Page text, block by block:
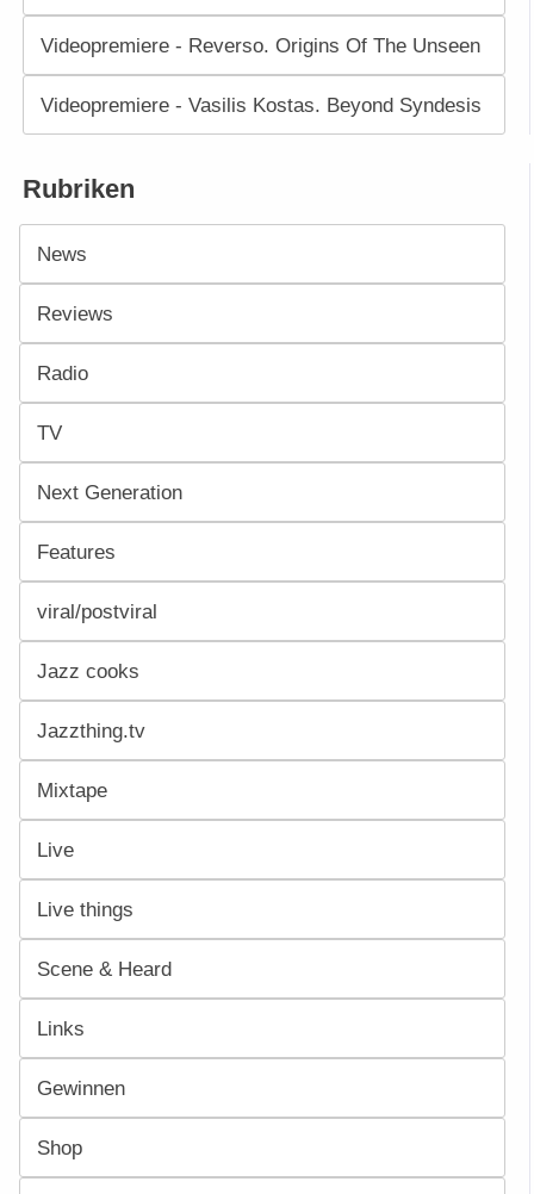
Videopremiere - Reverso. Origins Of The Unseen
Videopremiere - Vasilis Kostas. Beyond Syndesis
Rubriken
News
Reviews
Radio
TV
Next Generation
Features
viral/postviral
Jazz cooks
Jazzthing.tv
Mixtape
Live
Live things
Scene & Heard
Links
Gewinnen
Shop